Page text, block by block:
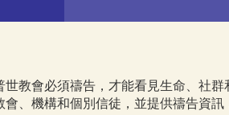
教會必須禱告，才能看見生命、社
、機構和個別信徒，並提供禱告資